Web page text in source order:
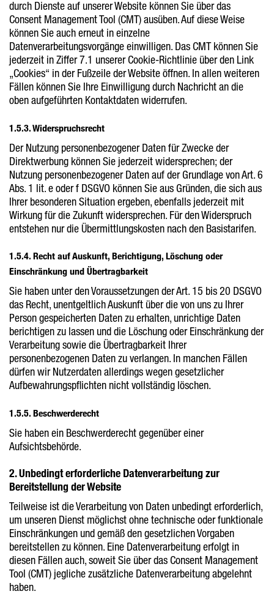
durch Dienste auf unserer Website können Sie über das
Consent Management Tool (CMT) ausüben. Auf diese Weise
können Sie auch erneut in einzelne
Datenverarbeitungsvorgänge einwilligen. Das CMT können Sie
jederzeit in Ziffer 7.1 unserer Cookie-Richtlinie über den Link
„Cookies“ in der Fußzeile der Website öffnen. In allen weiteren
Fällen können Sie Ihre Einwilligung durch Nachricht an die
oben aufgeführten Kontaktdaten widerrufen.
1.5.3. Widerspruchsrecht
Der Nutzung personenbezogener Daten für Zwecke der
Direktwerbung können Sie jederzeit widersprechen; der
Nutzung personenbezogener Daten auf der Grundlage von Art. 6
Abs. 1 lit. e oder f DSGVO können Sie aus Gründen, die sich aus
Ihrer besonderen Situation ergeben, ebenfalls jederzeit mit
Wirkung für die Zukunft widersprechen. Für den Widerspruch
entstehen nur die Übermittlungskosten nach den Basistarifen.
1.5.4. Recht auf Auskunft, Berichtigung, Löschung oder
Einschränkung und Übertragbarkeit
Sie haben unter den Voraussetzungen der Art. 15 bis 20 DSGVO
das Recht, unentgeltlich Auskunft über die von uns zu Ihrer
Person gespeicherten Daten zu erhalten, unrichtige Daten
berichtigen zu lassen und die Löschung oder Einschränkung der
Verarbeitung sowie die Übertragbarkeit Ihrer
personenbezogenen Daten zu verlangen. In manchen Fällen
dürfen wir Nutzerdaten allerdings wegen gesetzlicher
Aufbewahrungspflichten nicht vollständig löschen.
1.5.5. Beschwerderecht
Sie haben ein Beschwerderecht gegenüber einer
Aufsichtsbehörde.
2. Unbedingt erforderliche Datenverarbeitung zur
Bereitstellung der Website
Teilweise ist die Verarbeitung von Daten unbedingt erforderlich,
um unseren Dienst möglichst ohne technische oder funktionale
Einschränkungen und gemäß den gesetzlichen Vorgaben
bereitstellen zu können. Eine Datenverarbeitung erfolgt in
diesen Fällen auch, soweit Sie über das Consent Management
Tool (CMT) jegliche zusätzliche Datenverarbeitung abgelehnt
haben.